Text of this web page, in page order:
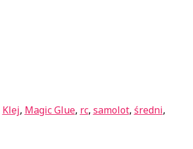
Klej, Magic Glue, rc, samolot, średni,